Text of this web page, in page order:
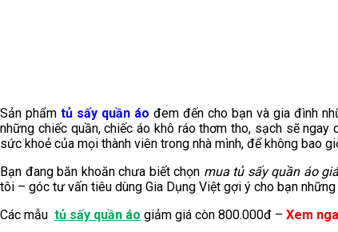
Sản phẩm tủ sấy quần áo đem đến cho bạn và gia đình
những chiếc quần, chiếc áo khô ráo thơm tho, sạch sẽ
sức khoẻ của mọi thành viên trong nhà mình, để không bao
Bạn đang băn khoăn chưa biết chọn mua tủ sấy quần áo
tôi – góc tư vấn tiêu dùng Gia Dụng Việt gợi ý cho bạn
Các mẫu tủ sấy quần áo giảm giá còn 800.000đ – Xem